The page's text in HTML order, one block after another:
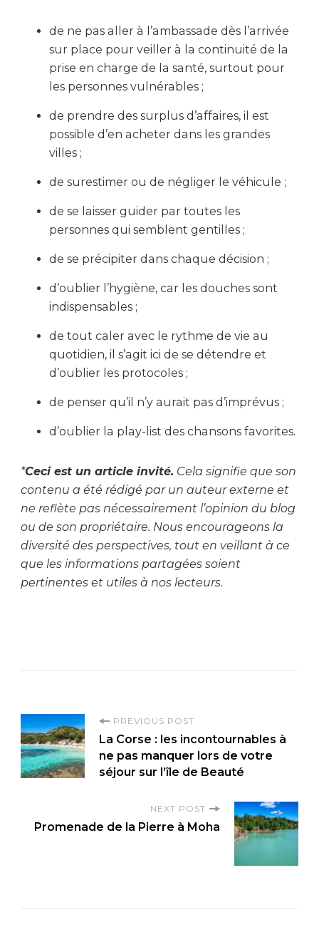
de ne pas aller à l’ambassade dès l’arrivée
sur place pour veiller à la continuité de la
prise en charge de la santé, surtout pour
les personnes vulnérables ;
de prendre des surplus d’affaires, il est
possible d’en acheter dans les grandes
villes ;
de surestimer ou de négliger le véhicule ;
de se laisser guider par toutes les
personnes qui semblent gentilles ;
de se précipiter dans chaque décision ;
d’oublier l’hygiène, car les douches sont
indispensables ;
de tout caler avec le rythme de vie au
quotidien, il s’agit ici de se détendre et
d’oublier les protocoles ;
de penser qu’il n’y aurait pas d’imprévus ;
d’oublier la play-list des chansons favorites.
*Ceci est un article invité. Cela signifie que son
contenu a été rédigé par un auteur externe et
ne reflète pas nécessairement l’opinion du blog
ou de son propriétaire. Nous encourageons la
diversité des perspectives, tout en veillant à ce
que les informations partagées soient
pertinentes et utiles à nos lecteurs.
P
o
s
PREVIOUS POST
La Corse : les incontournables à
ne pas manquer lors de votre
séjour sur l’île de Beauté
NEXT POST
Promenade de la Pierre à Moha